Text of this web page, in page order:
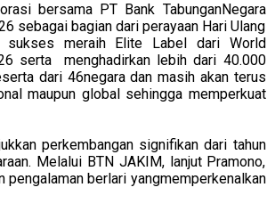
bersama PT Bank TabunganNegara
sebagai bagian dari perayaan Hari Ulang
sukses meraih Elite Label dari World
serta menghadirkan lebih dari 40.000
dari 46negara dan masih akan terus
maupun global sehingga memperkuat
perkembangan signifikan dari tahun
Melalui BTN JAKIM, lanjut Pramono,
pengalaman berlari yangmemperkenalkan